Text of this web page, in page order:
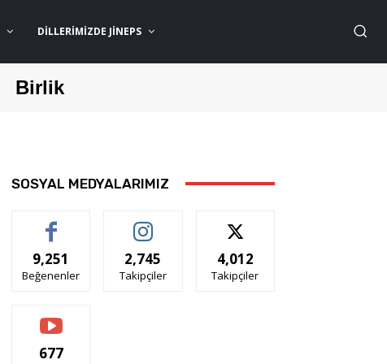
DILLERIMIZDE JİNEPS
Birlik
SOSYAL MEDYALARIMIZ
9,251
Beğenenler
2,745
Takipçiler
4,012
Takipçiler
677